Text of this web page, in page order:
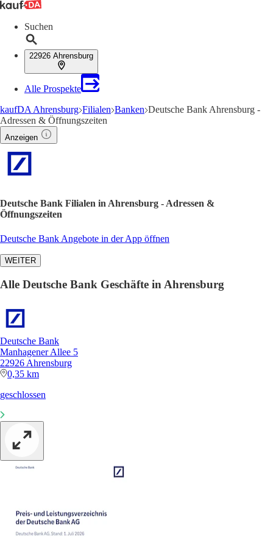
Suchen
22926 Ahrensburg
Alle Prospekte
kaufDA Ahrensburg Filialen Banken Deutsche Bank Ahrensburg -
Adressen & Öffnungszeiten
Anzeigen
Deutsche Bank Filialen in Ahrensburg - Adressen &
Öffnungszeiten
Deutsche Bank Angebote in der App öffnen
WEITER
Alle Deutsche Bank Geschäfte in Ahrensburg
Deutsche Bank
Manhagener Allee 5
22926 Ahrensburg
0,35 km
geschlossen